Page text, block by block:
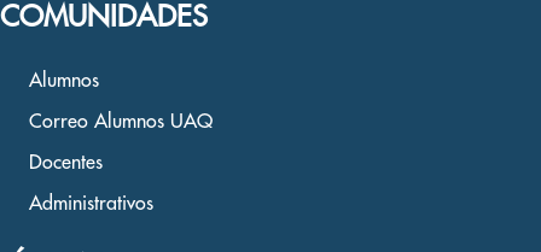
COMUNIDADES
Alumnos
Correo Alumnos UAQ
Docentes
Administrativos